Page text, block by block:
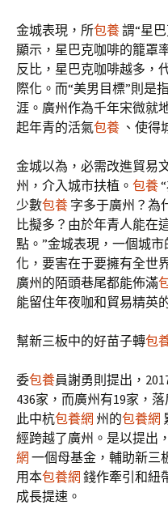
金城表現，所包養謂“星
顯示，星巴克咖啡的籠罩
反比，星巴克咖啡越多，
際化。而“美男目標”則是
涯。廣州作為千年宋微就
起年青的活氣包養 、使得
金城以為，必需改進貿易
州，介入城市扶植。 包養
少數包養 字多于廣州？為
比擬多？由於年青人能在
點。”金城表現，一個城
化，要害在于要擁有全世
廣州的陌頭巷尾都能佈滿
能留住年夜咖和貿易精英
幫新三板中的好苗子轉包
委包養員謝勇則提出，
436家，而廣州有19家，
此中杭包養網 州的包養網
經跨越了廣州。是以提出
網 一個母基金，輔助新三
用本包養網 錢作牽引和紐
成長提速。